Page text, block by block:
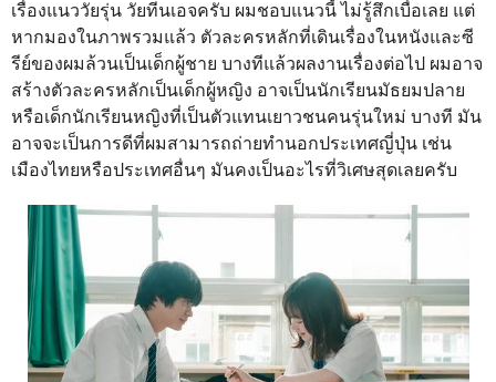
เรื่องแนววัยรุ่น วัยทีนเอจครับ ผมชอบแนวนี้ ไม่รู้สึกเบื่อเลย แต่
หากมองในภาพรวมแล้ว ตัวละครหลักที่เดินเรื่องในหนังและซี
รีย์ของผมล้วนเป็นเด็กผู้ชาย บางทีแล้วผลงานเรื่องต่อไป ผมอาจ
สร้างตัวละครหลักเป็นเด็กผู้หญิง อาจเป็นนักเรียนมัธยมปลาย
หรือเด็กนักเรียนหญิงที่เป็นตัวแทนเยาวชนคนรุ่นใหม่ บางที มัน
อาจจะเป็นการดีที่ผมสามารถถ่ายทำนอกประเทศญี่ปุ่น เช่น
เมืองไทยหรือประเทศอื่นๆ มันคงเป็นอะไรที่วิเศษสุดเลยครับ